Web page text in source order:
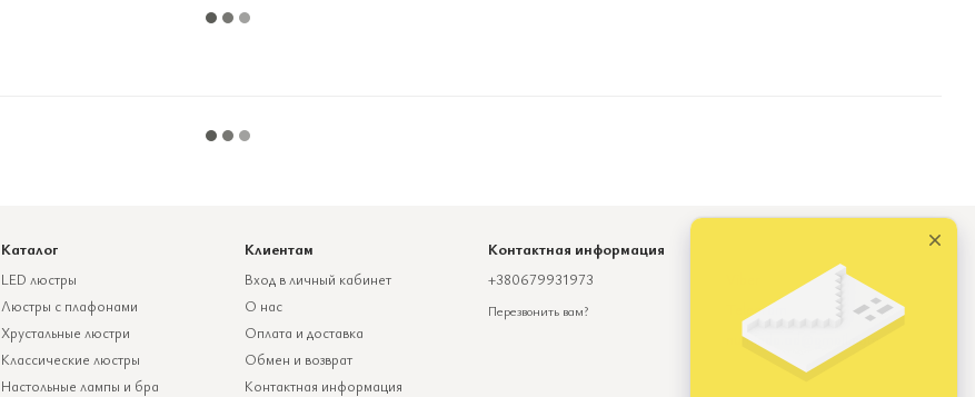
Каталог
LED люстры
Люстры с плафонами
Хрустальные люстри
Классические люстры
Настольные лампы и бра
Клиентам
Вход в личный кабинет
О нас
Оплата и доставка
Обмен и возврат
Контактная информация
Контактная информация
+380679931973
Перезвонить вам?
Telegram
numinda.od@gmail.com